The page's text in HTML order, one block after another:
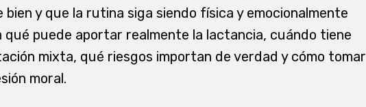
y que la rutina siga siendo física y emocionalmente
puede aportar realmente la lactancia, cuándo tiene
mixta, qué riesgos importan de verdad y cómo tomar
moral.